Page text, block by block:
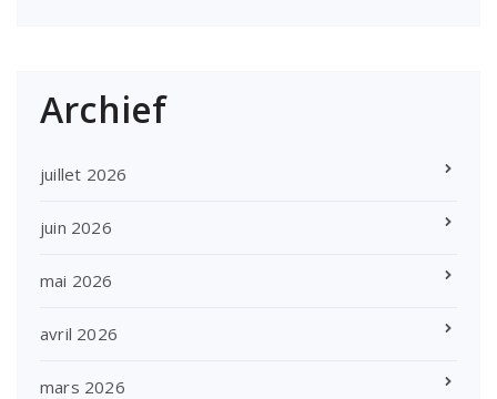
Archief
juillet 2026
juin 2026
mai 2026
avril 2026
mars 2026